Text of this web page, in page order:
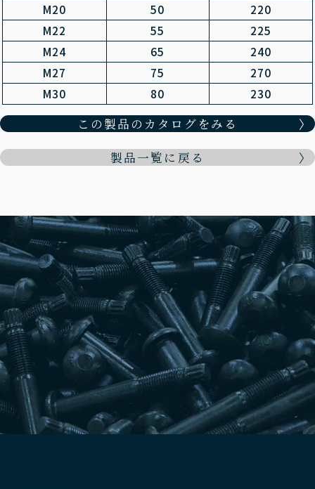
M20
50
220
M22
55
225
M24
65
240
M27
75
270
M30
80 230
この製品のカタログをみる
製品一覧に戻る